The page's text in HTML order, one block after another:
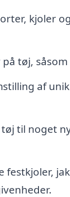
kjoler
tøj,
af
til noget
festkjoler,